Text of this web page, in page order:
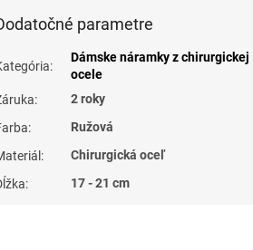
parametre
:
Dámske náramky z chirurgickej
ocele
:
2 roky
:
Ružová
:
Chirurgická oceľ
: 17 - 21 cm